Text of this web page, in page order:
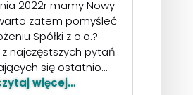
2022r mamy Nowy
zatem pomyśleć
Spółki z o.o.?
najczęstszych pytań
się ostatnio…
więcej…